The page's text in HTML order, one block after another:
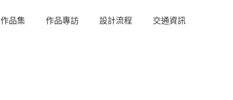
作品集 作品專訪 設計流程 交通資訊